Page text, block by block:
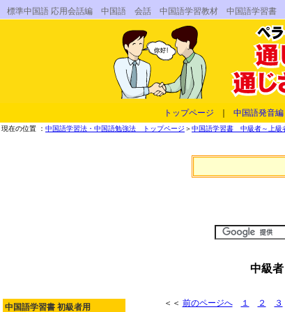
標準中国語 応用会話編 中国語 会話 中国語学習教材 中国語学習
トップページ 中国語発音編
現在の位置 ： 中国語学習法・中国語勉強法 トップページ ＞中国語学習書 中級者～上
中級
中国語学習書 初級者用 ＜＜ 前のページへ １ ２ ３